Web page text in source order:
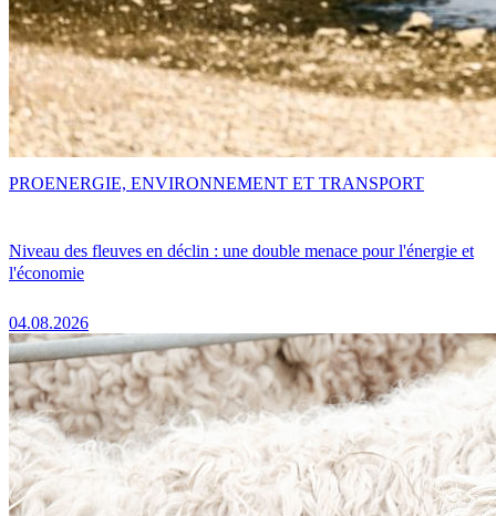
Niveau des fleuves en déclin : une double menace pour l'énergie et
l'économie
04.08.2026
PROENERGIE, ENVIRONNEMENT ET TRANSPORT